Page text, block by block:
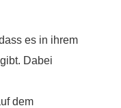
es in ihrem
Dabei
dem